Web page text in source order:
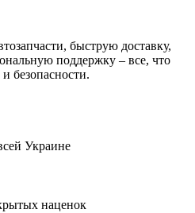
быструю доставку,
поддержку – все, что
безопасности.
Украине
наценок